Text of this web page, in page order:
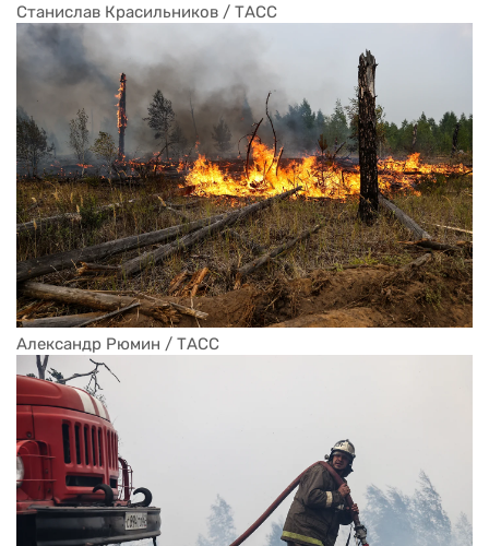
Станислав Красильников / ТАСС
Александр Рюмин / ТАСС